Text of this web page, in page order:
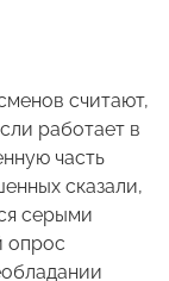
считают,
работает в
часть
сказали,
серыми
опрос